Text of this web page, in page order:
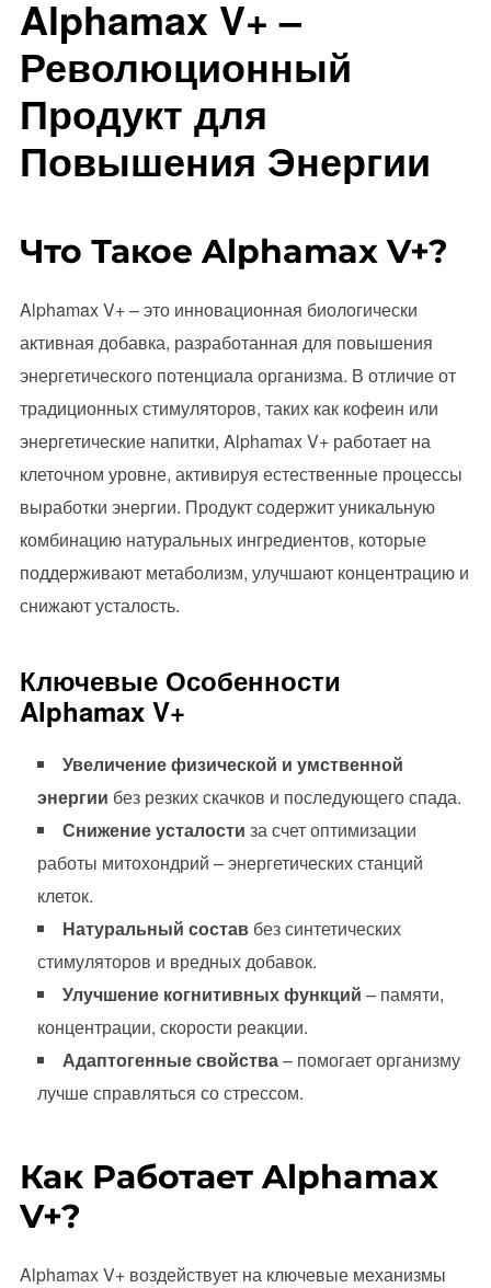
Alphamax V+ –
Революционный
Продукт для
Повышения Энергии
Что Такое Alphamax V+?
Alphamax V+ – это инновационная биологически
активная добавка, разработанная для повышения
энергетического потенциала организма. В отличие от
традиционных стимуляторов, таких как кофеин или
энергетические напитки, Alphamax V+ работает на
клеточном уровне, активируя естественные процессы
выработки энергии. Продукт содержит уникальную
комбинацию натуральных ингредиентов, которые
поддерживают метаболизм, улучшают концентрацию и
снижают усталость.
Ключевые Особенности
Alphamax V+
Увеличение физической и умственной
энергии без резких скачков и последующего спада.
Снижение усталости за счет оптимизации
работы митохондрий – энергетических станций
клеток.
Натуральный составбез синтетических
стимуляторов и вредных добавок.
Улучшение когнитивных функций – памяти,
концентрации, скорости реакции.
Адаптогенные свойства– помогает организму
лучше справляться со стрессом.
Как Работает Alphamax
V+?
Alphamax V+ воздействует на ключевые механизмы